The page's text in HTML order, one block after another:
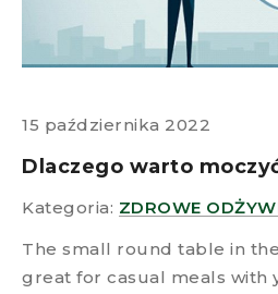
15 października 2022
Dlaczego warto
Kategoria: ZDROWE
The small round table in
great for casual meals with